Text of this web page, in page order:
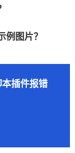
例图片？
插件报错